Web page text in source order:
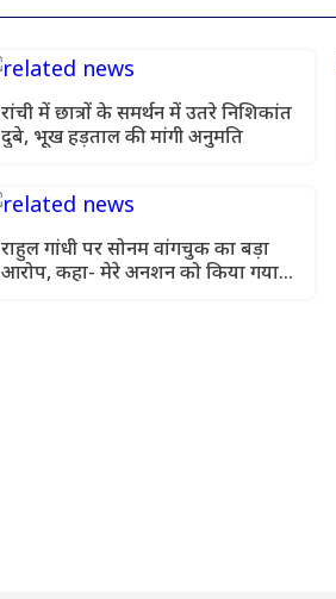
रांची में छात्रों के समर्थन में उतरे निशिकांत
दुबे, भूख हड़ताल की मांगी अनुमति
राहुल गांधी पर सोनम वांगचुक का बड़ा
आरोप, कहा- मेरे अनशन को किया गया